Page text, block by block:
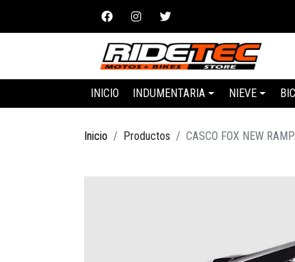
INICIO INDUMENTARIA NIEVE
Inicio Productos CASCO FOX NEW